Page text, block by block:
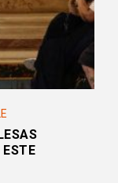
ESTE